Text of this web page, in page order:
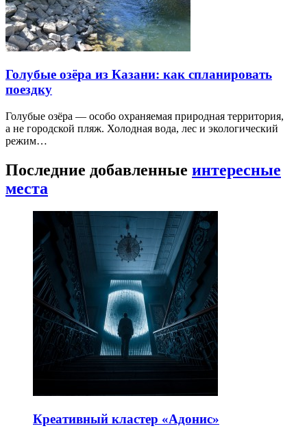
Голубые озёра из Казани: как спланировать
поездку
Голубые озёра — особо охраняемая природная территория,
а не городской пляж. Холодная вода, лес и экологический
режим…
Последние добавленные интересные
места
Креативный кластер «Адонис»